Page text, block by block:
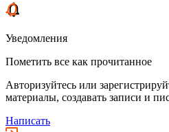
Уведомления
Пометить все как прочитанное
Авторизуйтесь или
материалы, создавать записи и
Написать